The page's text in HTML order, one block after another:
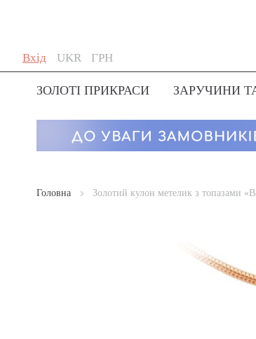
Вхід
Skip
to
Content
Мова
UKR Валюта
ГРН
ЗОЛОТІ ПРИКРАСИ ЗАРУЧИНИ
Головна Золотий кулон метелик з топазами